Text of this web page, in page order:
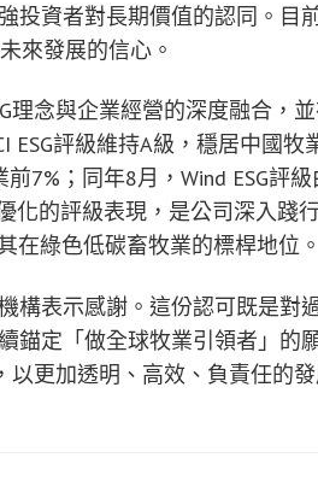
投資者對長期價值的認同。目
來發展的信心。
理念與企業經營的深度融合，
ESG評級維持A級，穩居中國牧
7%；同年8月，Wind ESG評
化的評級表現，是公司深入踐
在綠色低碳畜牧業的標桿地位。
構表示感謝。這份認可既是對
錨定「做全球牧業引領者」的
更加透明、高效、負責任的發